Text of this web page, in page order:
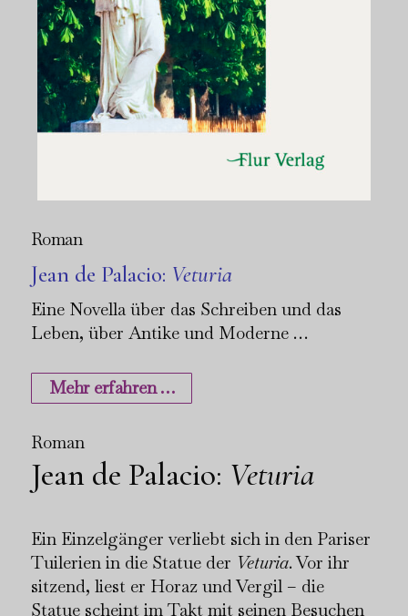
Roman
Jean de Palacio: Veturia
Eine Novella über das Schreiben und das
Leben, über Antike und Moderne …
Mehr erfahren …
Roman
Jean de Palacio: Veturia
Ein Einzelgänger verliebt sich in den Pariser
Tuilerien in die Statue der Veturia. Vor ihr
sitzend, liest er Horaz und Vergil – die
Statue scheint im Takt mit seinen Besuchen